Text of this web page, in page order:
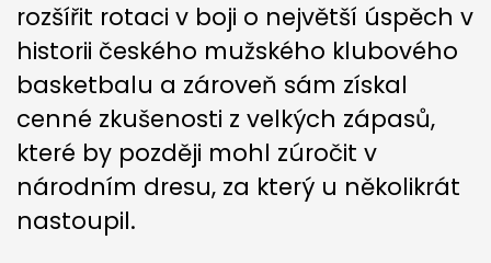
rozšířit rotaci v boji o největší úspěch v
historii českého mužského klubového
basketbalu a zároveň sám získal
cenné zkušenosti z velkých zápasů,
které by později mohl zúročit v
národním dresu, za který u několikrát
nastoupil.